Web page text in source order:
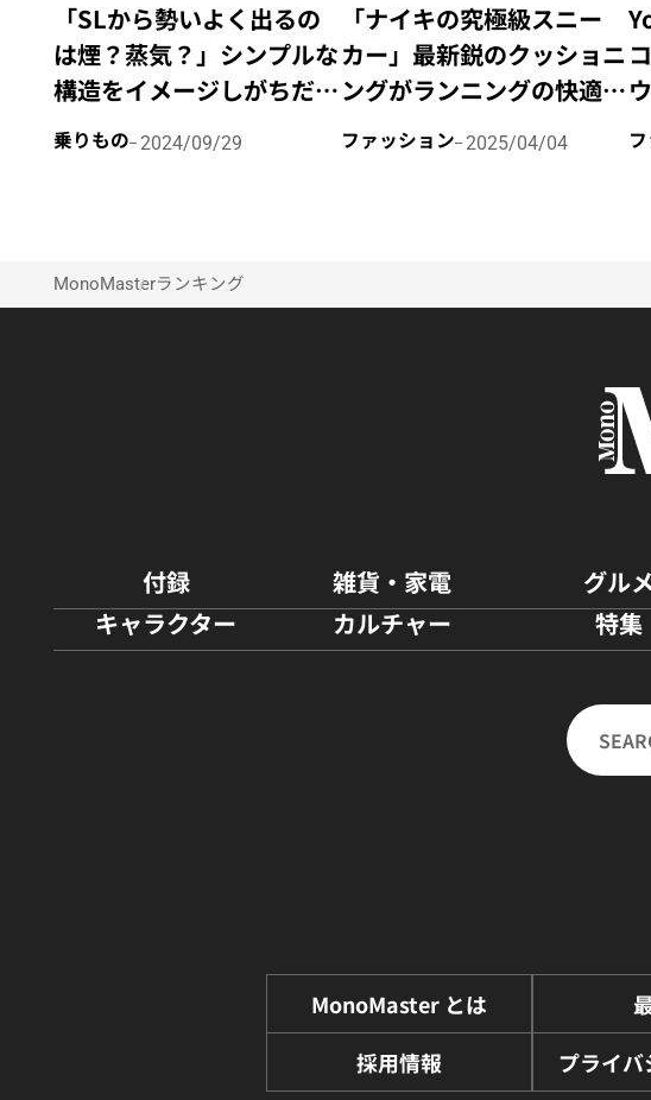
「SLから勢いよく出るの
は煙？蒸気？」シンプルな
構造をイメージしがちだが
その仕組みはかなり複
雑！“蒸気機関車のいろ
乗りもの 2024/09/29
「ナイキの究極級スニー
カー」最新鋭のクッショニ
ングがランニングの快適性
を更新！“ナイキ ボメロ
18”の履き心地を体験レ
ファッション 2025/04/04
る
MonoMasterランキング
付録 雑貨・家電 グルメ
キャラクター
カルチャー 特集
MonoMaster とは
採用情報
プライ